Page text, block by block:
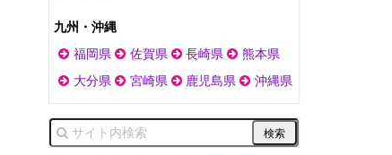
九州・沖縄
福岡県
佐賀県 長崎県
熊本県
大分県
宮崎県 鹿児島県 沖縄県